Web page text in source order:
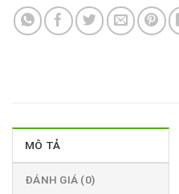
MÔ TẢ
ĐÁNH GIÁ (0)